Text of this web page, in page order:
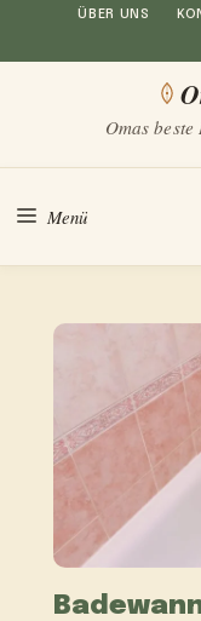
Inhalt
ÜBER UNS
Omas
Menü